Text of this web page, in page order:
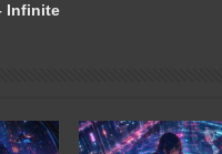
Infinite